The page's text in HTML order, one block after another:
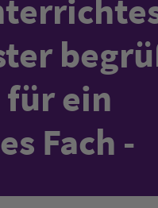
ein
Fach -